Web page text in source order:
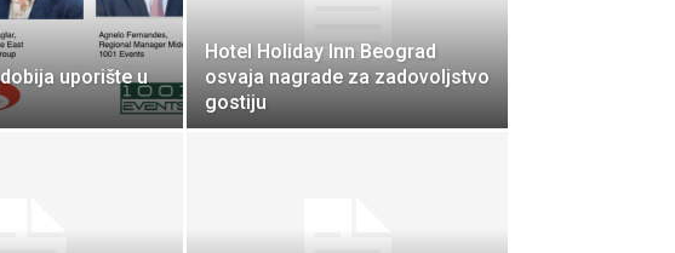
uporište u
Hotel Holiday Inn Beograd
osvaja nagrade za zadovoljstvo
gostiju